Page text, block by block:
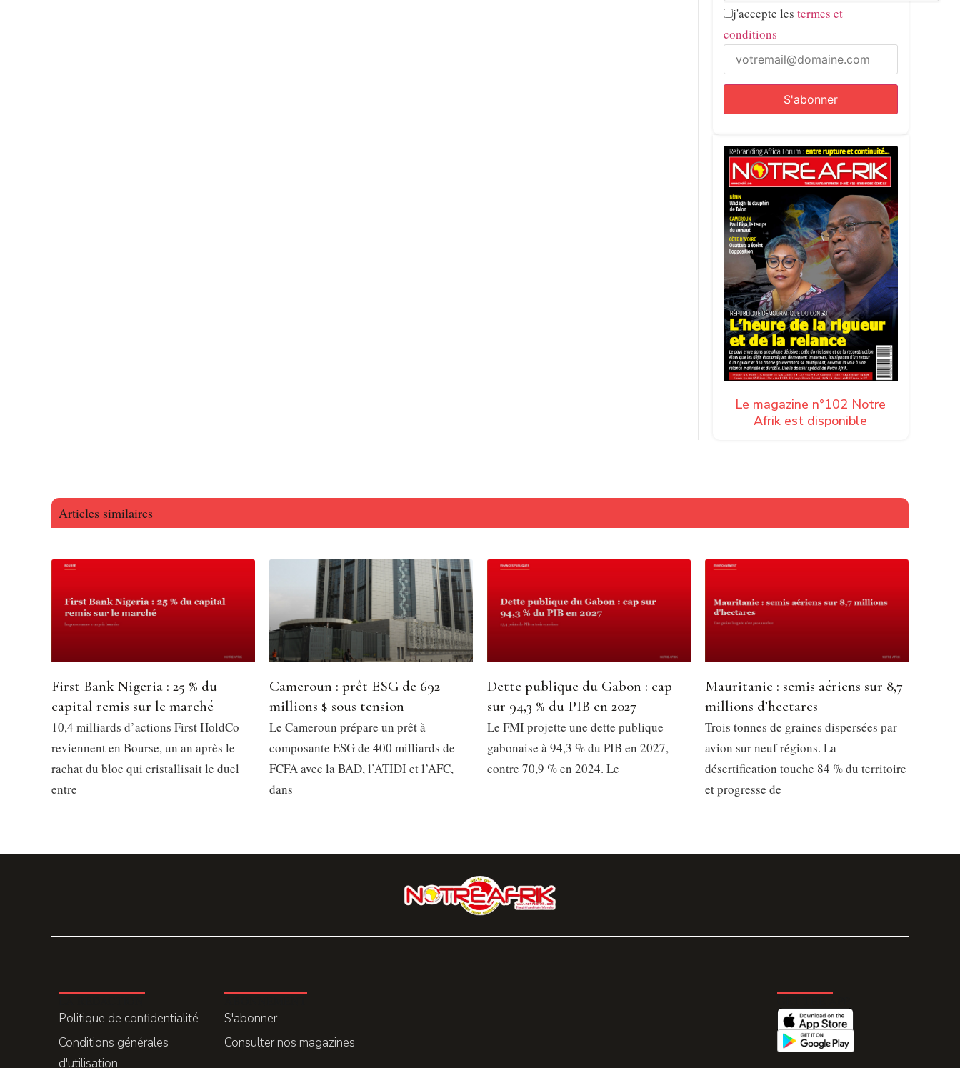
j'accepte les termes et
conditions
Le magazine n°102 Notre
Afrik est disponible
Articles similaires
First Bank Nigeria : 25 % du
capital remis sur le marché
10,4 milliards d’actions First HoldCo
reviennent en Bourse, un an après le
rachat du bloc qui cristallisait le duel
entre
Cameroun : prêt ESG de 692
millions $ sous tension
Le Cameroun prépare un prêt à
composante ESG de 400 milliards de
FCFA avec la BAD, l’ATIDI et l’AFC,
dans
Dette publique du Gabon : cap
sur 94,3 % du PIB en 2027
Le FMI projette une dette publique
gabonaise à 94,3 % du PIB en 2027,
contre 70,9 % en 2024. Le
Mauritanie : semis aériens sur 8,7
millions d’hectares
Trois tonnes de graines dispersées par
avion sur neuf régions. La
désertification touche 84 % du territoire
et progresse de
Politique de confidentialité
Conditions générales
d'utilisation
S'abonner
Consulter nos magazines